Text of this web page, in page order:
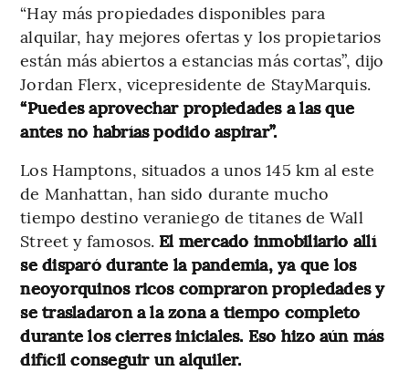
“Hay más propiedades disponibles para
alquilar, hay mejores ofertas y los propietarios
están más abiertos a estancias más cortas”, dijo
Jordan Flerx, vicepresidente de StayMarquis.
“Puedes aprovechar propiedades a las que
antes no habrías podido aspirar”.
Los Hamptons, situados a unos 145 km al este
de Manhattan, han sido durante mucho
tiempo destino veraniego de titanes de Wall
Street y famosos. El mercado inmobiliario allí
se disparó durante la pandemia, ya que los
neoyorquinos ricos compraron propiedades y
se trasladaron a la zona a tiempo completo
durante los cierres iniciales. Eso hizo aún más
difícil conseguir un alquiler.